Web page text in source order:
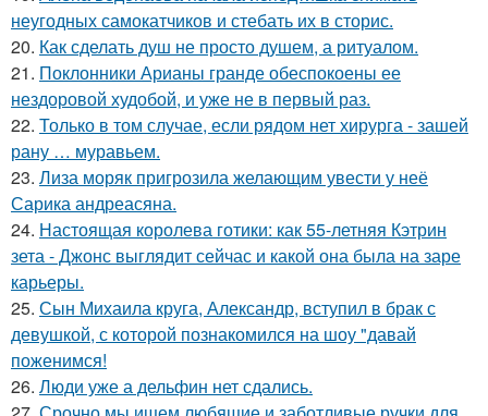
неугодных самокатчиков и стебать их в сторис.
20. Как сделать душ не просто душем, а ритуалом.
21. Поклонники Арианы гранде обеспокоены ее
нездоровой худобой, и уже не в первый раз.
22. Только в том случае, если рядом нет хирурга - зашей
рану … муравьем.
23. Лиза моряк пригрозила желающим увести у неё
Сарика андреасяна.
24. Настоящая королева готики: как 55-летняя Кэтрин
зета - Джонс выглядит сейчас и какой она была на заре
карьеры.
25. Сын Михаила круга, Александр, вступил в брак с
девушкой, с которой познакомился на шоу "давай
поженимся!
26. Люди уже а дельфин нет сдались.